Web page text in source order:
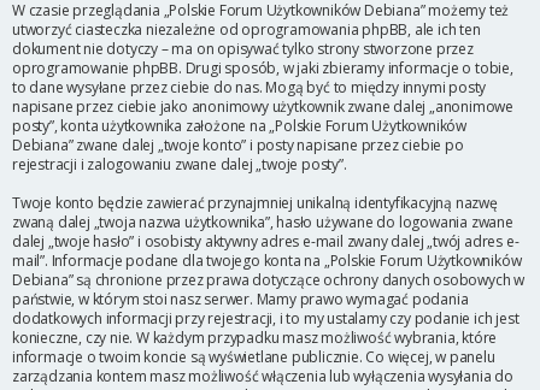
W czasie przeglądania „Polskie Forum Użytkowników Debiana” możemy też
utworzyć ciasteczka niezależne od oprogramowania phpBB, ale ich ten
dokument nie dotyczy – ma on opisywać tylko strony stworzone przez
oprogramowanie phpBB. Drugi sposób, w jaki zbieramy informacje o tobie,
to dane wysyłane przez ciebie do nas. Mogą być to między innymi posty
napisane przez ciebie jako anonimowy użytkownik zwane dalej „anonimowe
posty”, konta użytkownika założone na „Polskie Forum Użytkowników
Debiana” zwane dalej „twoje konto” i posty napisane przez ciebie po
rejestracji i zalogowaniu zwane dalej „twoje posty”.
Twoje konto będzie zawierać przynajmniej unikalną identyfikacyjną nazwę
zwaną dalej „twoja nazwa użytkownika”, hasło używane do logowania zwane
dalej „twoje hasło” i osobisty aktywny adres e-mail zwany dalej „twój adres e-
mail”. Informacje podane dla twojego konta na „Polskie Forum Użytkowników
Debiana” są chronione przez prawa dotyczące ochrony danych osobowych w
państwie, w którym stoi nasz serwer. Mamy prawo wymagać podania
dodatkowych informacji przy rejestracji, i to my ustalamy czy podanie ich jest
konieczne, czy nie. W każdym przypadku masz możliwość wybrania, które
informacje o twoim koncie są wyświetlane publicznie. Co więcej, w panelu
zarządzania kontem masz możliwość włączenia lub wyłączenia wysyłania do